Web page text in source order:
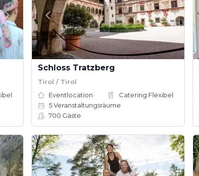
Schloss Tratzberg
Tirol / Tirol
Eventlocation
Catering Flexibel
5Veranstaltungsräume
700 Gäste